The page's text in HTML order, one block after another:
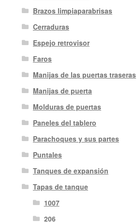
Brazos limpiaparabrisas
Cerraduras
Espejo retrovisor
Faros
Manijas de las puertas traseras
Manijas de puerta
Molduras de puertas
Paneles del tablero
Parachoques y sus partes
Puntales
Tanques de expansión
Tapas de tanque
1007
206